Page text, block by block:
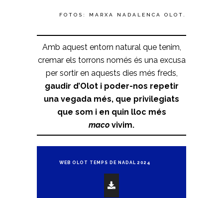
FOTOS: MARXA NADALENCA OLOT.
Amb aquest entorn natural que tenim,
cremar els torrons només és una excusa
per sortir en aquests dies més freds,
gaudir d’Olot i poder-nos repetir
una vegada més, que privilegiats
que som i en quin lloc més
maco vivim.
WEB OLOT TEMPS DE NADAL 2024